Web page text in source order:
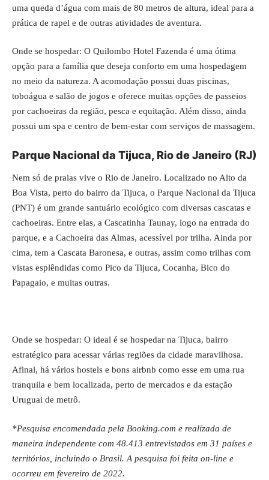
uma queda d’água com mais de 80 metros de altura, ideal para a
prática de rapel e de outras atividades de aventura.
Onde se hospedar: O Quilombo Hotel Fazenda é uma ótima
opção para a família que deseja conforto em uma hospedagem
no meio da natureza. A acomodação possui duas piscinas,
toboágua e salão de jogos e oferece muitas opções de passeios
por cachoeiras da região, pesca e equitação. Além disso, ainda
possui um spa e centro de bem-estar com serviços de massagem.
Parque Nacional da Tijuca, Rio de Janeiro (RJ)
Nem só de praias vive o Rio de Janeiro. Localizado no Alto da
Boa Vista, perto do bairro da Tijuca, o Parque Nacional da Tijuca
(PNT) é um grande santuário ecológico com diversas cascatas e
cachoeiras. Entre elas, a Cascatinha Taunay, logo na entrada do
parque, e a Cachoeira das Almas, acessível por trilha. Ainda por
cima, tem a Cascata Baronesa, e outras, assim como trilhas com
vistas esplêndidas como Pico da Tijuca, Cocanha, Bico do
Papagaio, e muitas outras.
Onde se hospedar: O ideal é se hospedar na Tijuca, bairro
estratégico para acessar várias regiões da cidade maravilhosa.
Afinal, há vários hostels e bons airbnb como esse em uma rua
tranquila e bem localizada, perto de mercados e da estação
Uruguai de metrô.
*Pesquisa encomendada pela Booking.com e realizada de
maneira independente com 48.413 entrevistados em 31 países e
territórios, incluindo o Brasil. A pesquisa foi feita on-line e
ocorreu em fevereiro de 2022.